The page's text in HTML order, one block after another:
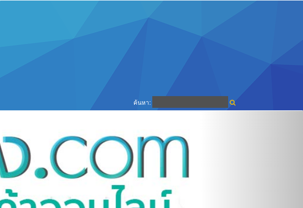
ค้นหา: